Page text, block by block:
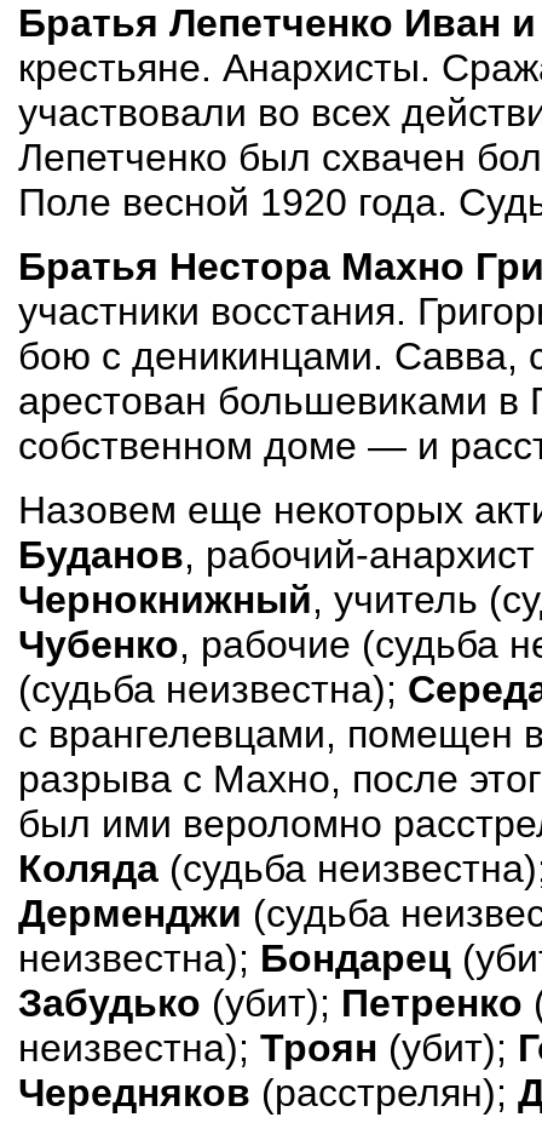
Братья Лепетченко Иван
крестьяне. Анархисты.
участвовали во всех
Лепетченко был схвачен
Поле весной 1920 года.
Братья Нестора Махно
участники восстания.
бою с деникинцами. Савва,
арестован большевиками
собственном доме — и
Назовем еще некоторых
Буданов, рабочий-
Чернокнижный, учитель
Чубенко, рабочие (судьба
(судьба неизвестна);
с врангелевцами, помещен
разрыва с Махно, после
был ими вероломно
Коляда (судьба
Дерменджи (судьба
неизвестна); Бондарец
Забудько (убит); Петренко
неизвестна); Троян (убит);
Чередняков (расстрелян);